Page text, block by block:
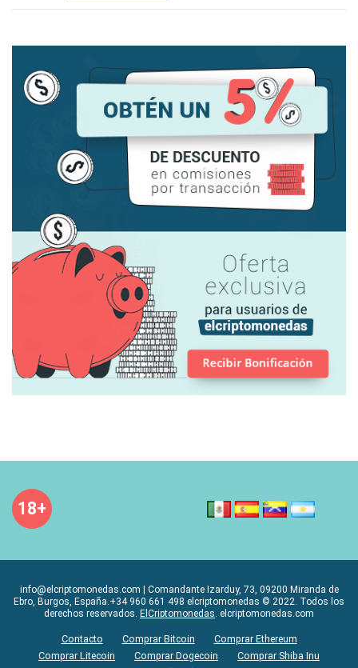
18+
info@elcriptomonedas.com | Comandante Izarduy, 73, 09200 Miranda de
Ebro, Burgos, España.+34 960 661 498 elcriptomonedas © 2022. Todos los
derechos reservados. ElCriptomonedas . elcriptomonedas.com
Contacto Comprar Bitcoin
Comprar Ethereum
Comprar Litecoin
Comprar Dogecoin
Comprar Shiba Inu